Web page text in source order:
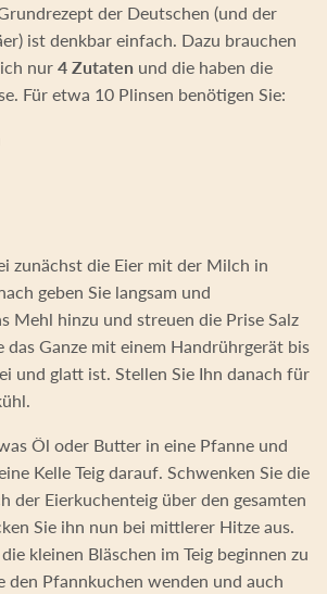
der Deutschen (und der
ist denkbar einfach. Dazu brauchen
nur 4 Zutaten und die haben die
Für etwa 10 Plinsen benötigen Sie:
zunächst die Eier mit der Milch in
geben Sie langsam und
Mehl hinzu und streuen die Prise Salz
das Ganze mit einem Handrührgerät bis
und glatt ist. Stellen Sie Ihn danach für
Öl oder Butter in eine Pfanne und
Kelle Teig darauf. Schwenken Sie die
der Eierkuchenteig über den gesamten
Sie ihn nun bei mittlerer Hitze aus.
kleinen Bläschen im Teig beginnen zu
den Pfannkuchen wenden und auch